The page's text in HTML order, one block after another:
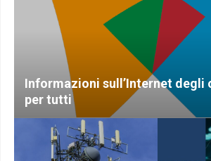
Informazioni sull’Internet
per tutti